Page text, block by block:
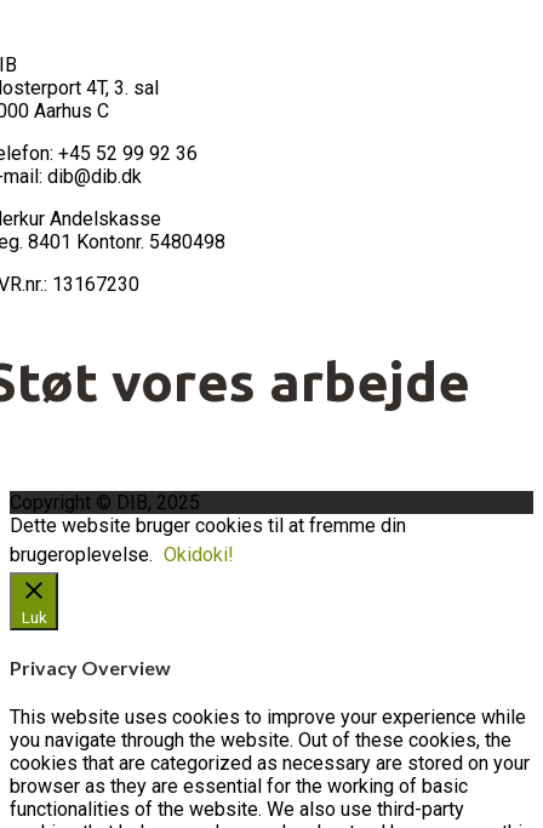
4T, 3. sal
Aarhus C
+45 52 99 92 36
mail: dib@dib.dk
Andelskasse
8401 Kontonr. 5480498
13167230
vores arbejde
Copyright © DIB, 2025
Dette website bruger cookies til at fremme din
brugeroplevelse. Okidoki!
Luk
Privacy Overview
This website uses cookies to improve your experience while
you navigate through the website. Out of these cookies, the
cookies that are categorized as necessary are stored on your
browser as they are essential for the working of basic
functionalities of the website. We also use third-party